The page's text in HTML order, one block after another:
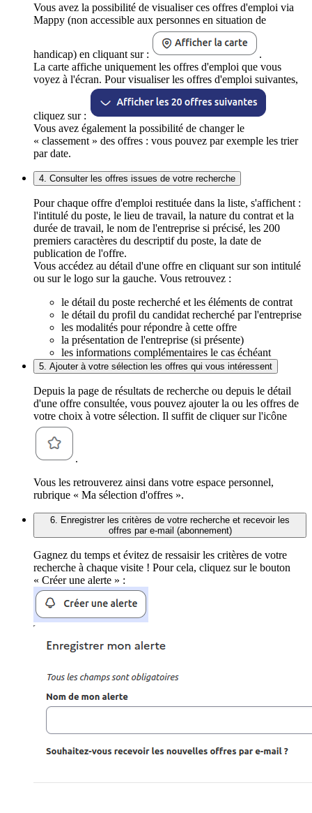
Vous avez la possibilité de visualiser ces offres d'emploi via
Mappy (non accessible aux personnes en situation de
handicap) en cliquant sur :
.
La carte affiche uniquement les offres d'emploi que vous
voyez à l'écran. Pour visualiser les offres d'emploi suivantes,
cliquez sur :
Vous avez également la possibilité de changer le
« classement » des offres : vous pouvez par exemple les trier
par date.
4. Consulter les offres issues de votre recherche
Pour chaque offre d'emploi restituée dans la liste, s'affichent :
l'intitulé du poste, le lieu de travail, la nature du contrat et la
durée de travail, le nom de l'entreprise si précisé, les 200
premiers caractères du descriptif du poste, la date de
publication de l'offre.
Vous accédez au détail d'une offre en cliquant sur son intitulé
ou sur le logo sur la gauche. Vous retrouvez :
le détail du poste recherché et les éléments de contrat
le détail du profil du candidat recherché par l'entreprise
les modalités pour répondre à cette offre
la présentation de l'entreprise (si présente)
les informations complémentaires le cas échéant
5. Ajouter à votre sélection les offres qui vous intéressent
Depuis la page de résultats de recherche ou depuis le détail
d'une offre consultée, vous pouvez ajouter la ou les offres de
votre choix à votre sélection. Il suffit de cliquer sur l'icône
.
Vous les retrouverez ainsi dans votre espace personnel,
rubrique « Ma sélection d'offres ».
6. Enregistrer les critères de votre recherche et recevoir les
offres par e-mail (abonnement)
Gagnez du temps et évitez de ressaisir les critères de votre
recherche à chaque visite ! Pour cela, cliquez sur le bouton
« Créer une alerte » :